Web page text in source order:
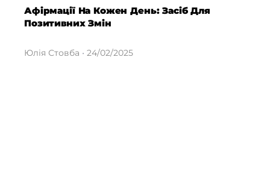
Афірмації На Кожен День: Засіб Для
Позитивних Змін
Юлія Стовба 24/02/2025